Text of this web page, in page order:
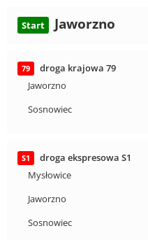
Start Jaworzno
79
droga krajowa 79
Jaworzno
Sosnowiec
S1
droga ekspresowa S1
Mysłowice
Jaworzno
Sosnowiec